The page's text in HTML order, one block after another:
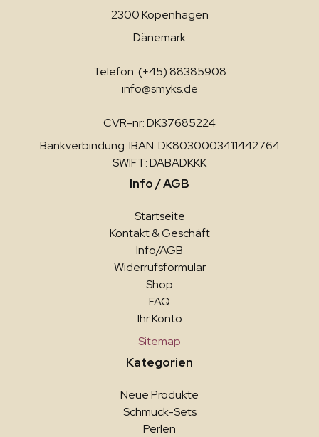
2300 Kopenhagen
Dänemark
Telefon: (+45) 88385908
info@smyks.de
CVR-nr: DK37685224
Bankverbindung: IBAN: DK8030003411442764
SWIFT: DABADKKK
Info / AGB
Startseite
Kontakt & Geschäft
Info/AGB
Widerrufsformular
Shop
FAQ
Ihr Konto
Sitemap
Kategorien
Neue Produkte
Schmuck-Sets
Perlen